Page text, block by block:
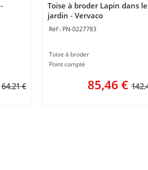
64.21 €
Toise à broder Lapin dans le
jardin - Vervaco
PN-0227783
Toise à broder
Point compté
85,46 €